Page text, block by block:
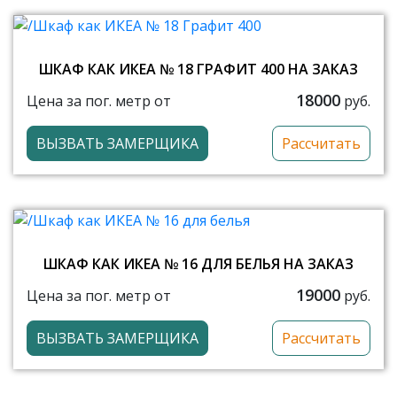
ШКАФ КАК ИКЕА № 18 ГРАФИТ 400 НА ЗАКАЗ
Цена за пог. метр от
18000 руб.
ВЫЗВАТЬ ЗАМЕРЩИКА Рассчитать
ШКАФ КАК ИКЕА № 16 ДЛЯ БЕЛЬЯ НА ЗАКАЗ
Цена за пог. метр от
19000 руб.
ВЫЗВАТЬ ЗАМЕРЩИКА Рассчитать